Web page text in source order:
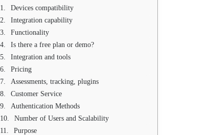
Devices compatibility
Integration capability
Functionality
Is there a free plan or demo?
Integration and tools
Pricing
Assessments, tracking, plugins
Customer Service
Authentication Methods
Number of Users and Scalability
Purpose